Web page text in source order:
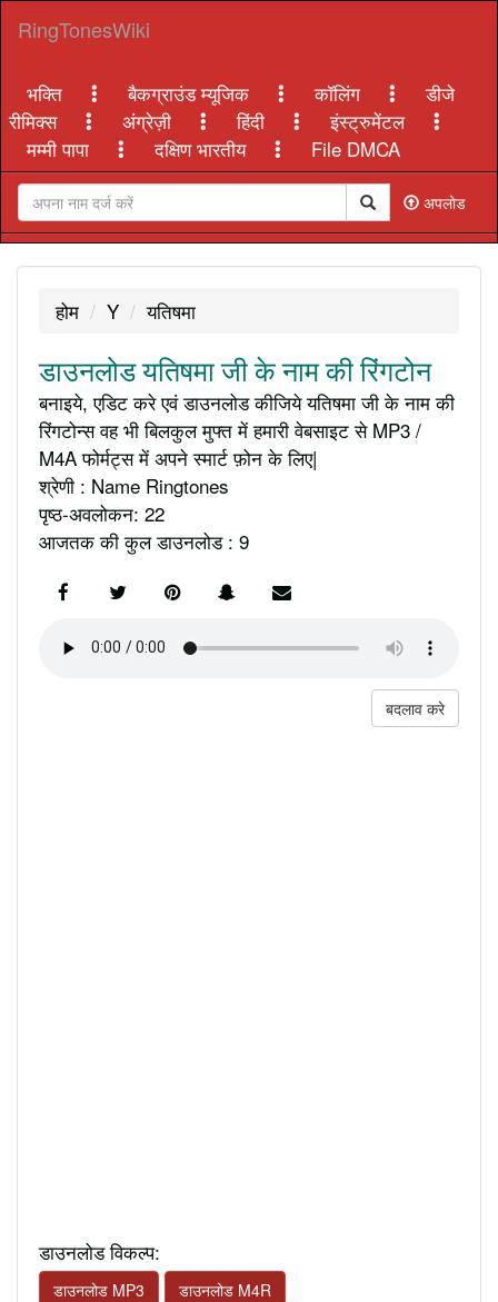
RingTonesWiki
भक्ति बैकग्राउंड म्यूजिक कॉलिंग
डीजे
रीमिक्स
अंग्रेज़ी हिंदी
इंस्ट्रुमेंटल
मम्मी पापा
दक्षिण भारतीय File DMCA
अपलोड
होम Y यतिषमा
डाउनलोड यतिषमा जी के नाम की रिंगटोन
बनाइये, एडिट करे एवं डाउनलोड कीजिये यतिषमा जी के नाम की
रिंगटोन्स वह भी बिलकुल मुफ्त में हमारी वेबसाइट से MP3 /
M4A फोर्मट्स में अपने स्मार्ट फ़ोन के लिए|
श्रेणी : Name Ringtones
पृष्ठ-अवलोकन: 22
आजतक की कुल डाउनलोड : 9
बदलाव करे
डाउनलोड विकल्प:
डाउनलोड MP3 डाउनलोड M4R